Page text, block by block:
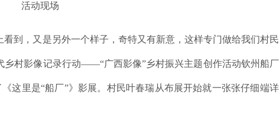
活动现场
到，又是另外一个样子，奇特又有新意，这样专门做给我们村
乡村影像记录行动——“广西影像”乡村振兴主题创作活动钦州船
这里是“船厂”》影展。村民叶春瑞从布展开始就一张张仔细端